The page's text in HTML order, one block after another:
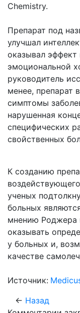
Chemistry.
Препарат под
улучшал
оказывал эффект
эмоциональной
руководитель
менее, препарат
симптомы
нарушенная
специфических
свойственных
К созданию
ученых
больных
мнению Роджера
оказывать
у больных и,
качестве
Источник:
← Назад